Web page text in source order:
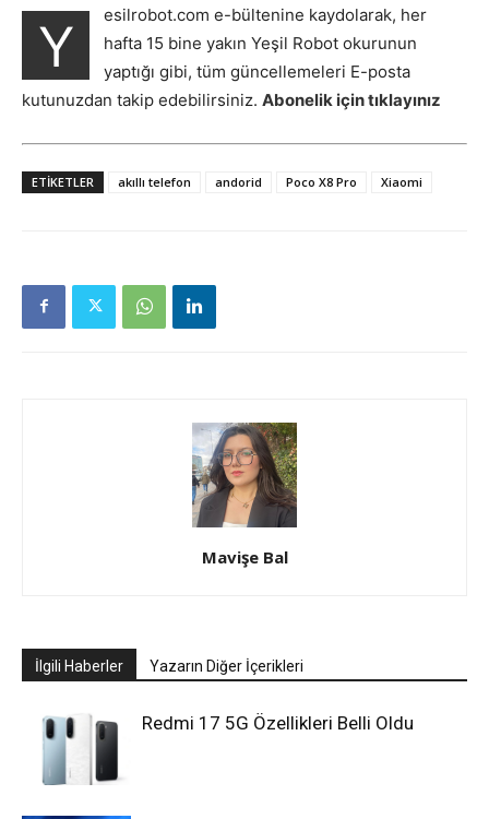
Y
esilrobot.com e-bültenine kaydolarak, her
hafta 15 bine yakın Yeşil Robot okurunun
yaptığı gibi, tüm güncellemeleri E-posta
kutunuzdan takip edebilirsiniz. Abonelik için tıklayınız
ETIKETLER akıllı telefon andorid Poco X8 Pro Xiaomi
Mavişe Bal
İlgili Haberler Yazarın Diğer İçerikleri
Redmi 17 5G Özellikleri Belli Oldu